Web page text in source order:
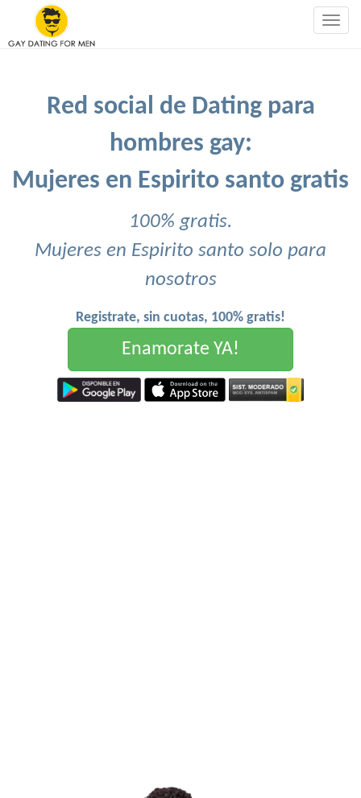
Red social de Dating para
hombres gay:
Mujeres en Espirito santo gratis
100% gratis.
Mujeres en Espirito santo solo para
nosotros
Registrate, sin cuotas, 100% gratis!
Enamorate YA!